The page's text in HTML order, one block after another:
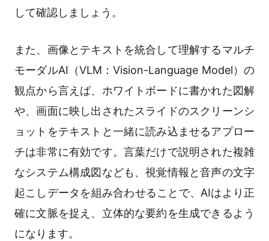
して確認しましょう。
また、画像とテキストを統合して理解するマルチ
モーダルAI（VLM：Vision-Language Model）の
観点から言えば、ホワイトボードに書かれた図解
や、画面に映し出されたスライドのスクリーンシ
ョットをテキストと一緒に読み込ませるアプロー
チは非常に有効です。言葉だけで説明された複雑
なシステム構成図なども、視覚情報と音声の文字
起こしデータを組み合わせることで、AIはより正
確に文脈を捉え、立体的な要約を生成できるよう
になります。